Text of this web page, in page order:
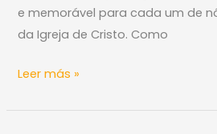
e memorável para cada um de
da Igreja de Cristo. Como
da
Esperança
2025
Leer más »